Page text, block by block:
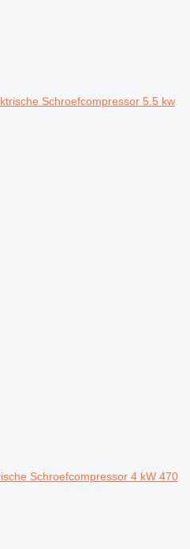
Schroefcompressor 5.5 kw
Schroefcompressor 4 kW 470